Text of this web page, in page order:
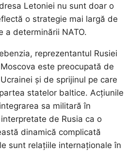
Letoniei nu sunt doar o
o strategie mai largă de
a determinării NATO.
reprezentantul Rusiei
este preocupată de
și de sprijinul pe care
statelor baltice. Acțiunile
sa militară în
de Rusia ca o
dinamică complicată
sunt relațiile internaționale în